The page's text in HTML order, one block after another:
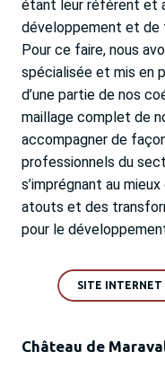
étant leur référent et
développement et de
Pour ce faire, nous
spécialisée et mis en
d’une partie de nos
maillage complet de
accompagner de
professionnels du
s’imprégnant au
atouts et des
pour le
SITE INTERNET
Château de